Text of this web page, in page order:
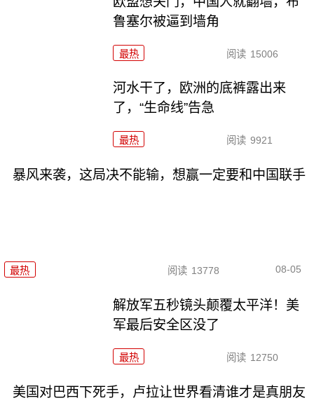
鲁塞尔被逼到墙角
最热 阅读 15006
河水干了，欧洲的底裤露出来
了，“生命线”告急
最热 阅读 9921
暴风来袭，这局决不能输，想赢一定要和中国联手
最热 阅读 13778 08-05
解放军五秒镜头颠覆太平洋！美
军最后安全区没了
最热 阅读 12750
美国对巴西下死手，卢拉让世界看清谁才是真朋友